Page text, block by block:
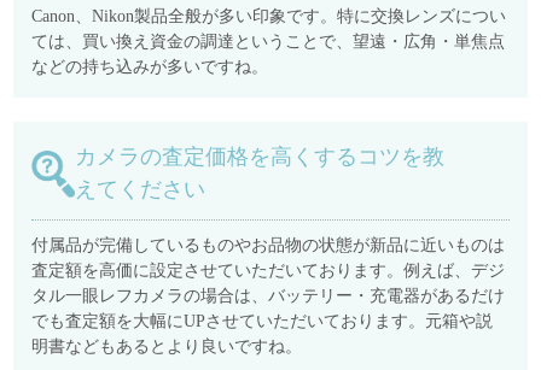
Canon、Nikon製品全般が多い印象です。特に交換レンズについ
ては、買い換え資金の調達ということで、望遠・広角・単焦点
などの持ち込みが多いですね。
カメラの査定価格を高くするコツを教
えてください
付属品が完備しているものやお品物の状態が新品に近いものは
査定額を高価に設定させていただいております。例えば、デジ
タル一眼レフカメラの場合は、バッテリー・充電器があるだけ
でも査定額を大幅にUPさせていただいております。元箱や説
明書などもあるとより良いですね。